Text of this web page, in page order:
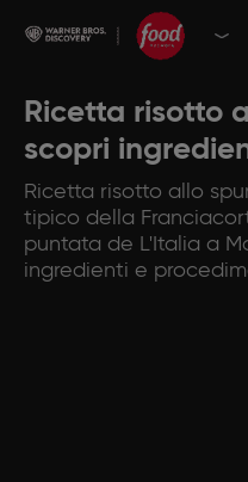
Ricetta risotto
scopri
Ricetta risotto allo
tipico della
puntata de L'Italia a
ingredienti e